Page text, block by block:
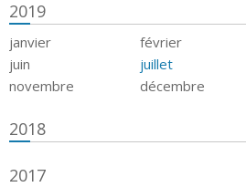
2019
janvier février
juin
juillet
novembre
décembre
2018
2017